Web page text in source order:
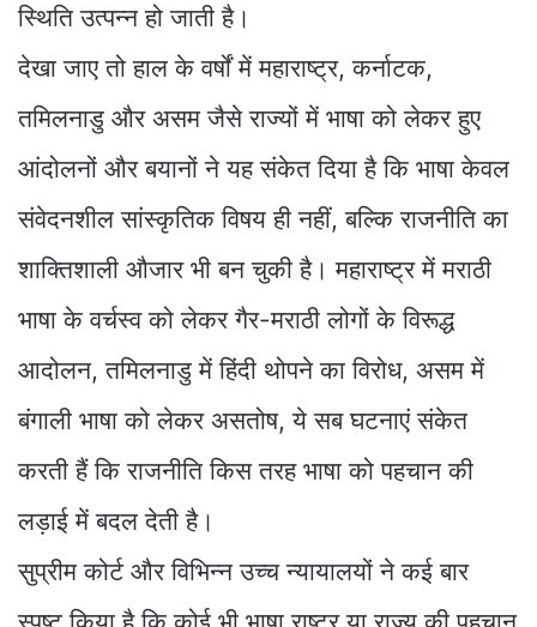
स्थिति उत्पन्न हो जाती है।
देखा जाए तो हाल के वर्षों में महाराष्ट्र, कर्नाटक,
तमिलनाडु और असम जैसे राज्यों में भाषा को लेकर हुए
आंदोलनों और बयानों ने यह संकेत दिया है कि भाषा केवल
संवेदनशील सांस्कृतिक विषय ही नहीं, बल्कि राजनीति का
शाक्तिशाली औजार भी बन चुकी है। महाराष्ट्र में मराठी
भाषा के वर्चस्व को लेकर गैर-मराठी लोगों के विरूद्ध
आदोलन, तमिलनाडु में हिंदी थोपने का विरोध, असम में
बंगाली भाषा को लेकर असतोष, ये सब घटनाएं संकेत
करती हैं कि राजनीति किस तरह भाषा को पहचान की
लड़ाई में बदल देती है।
सुप्रीम कोर्ट और विभिन्न उच्च न्यायालयों ने कई बार